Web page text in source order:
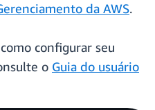
da AWS.
configurar seu
o Guia do usuário